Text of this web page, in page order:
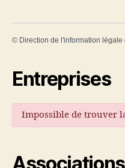
© Direction de l'information légale
Entreprises
Impossible de trouver